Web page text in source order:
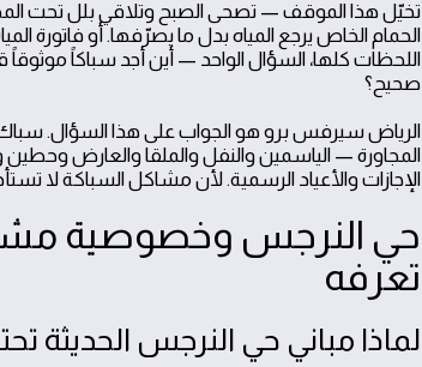
تخيّل هذا الموقف — تصحى الصبح وتلاقي بلل تحت
الحمام الخاص يرجع المياه بدل ما يصرّفها. أو
اللحظات كلها، السؤال الواحد — أين أجد سباكاً
صحيح؟
الرياض سيرفس برو هو الجواب على هذا السؤال.
الإجازات والأعياد الرسمية. لأن مشاكل السباكة لا
حي النرجس وخصوصية
تعرفه
لماذا مباني حي النرجس الحديثة